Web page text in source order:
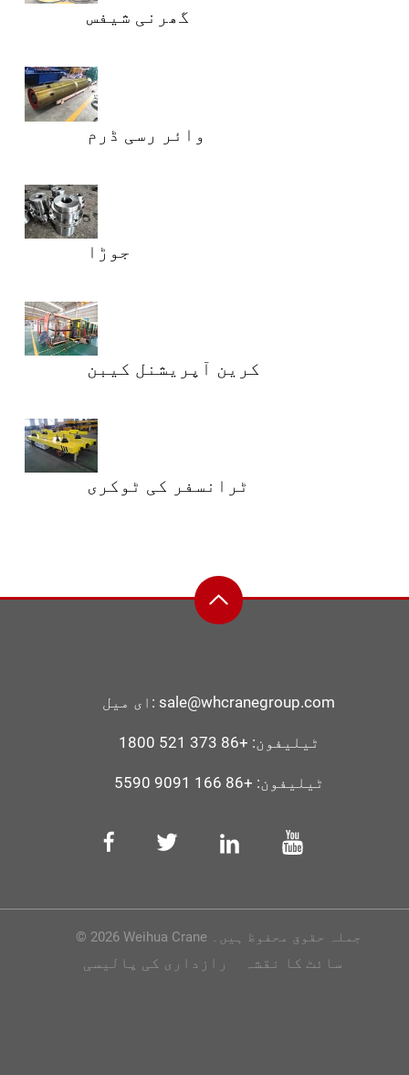
گھرنی شیفس
وائر رسی ڈرم
جوڑا
کرین آپریشنل کیبن
ٹرانسفر کی ٹوکری
ای میل: sale@whcranegroup.com
ٹیلیفون: +86 373 521 1800
ٹیلیفون: +86 166 9091 5590
© 2026 Weihua Crane جملہ حقوق محفوظ ہیں۔
سائٹ کا نقشہ رازداری کی پالیسی